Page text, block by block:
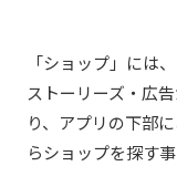
「ショップ」には
ストーリーズ・広
り、アプリの下部
らショップを探す事